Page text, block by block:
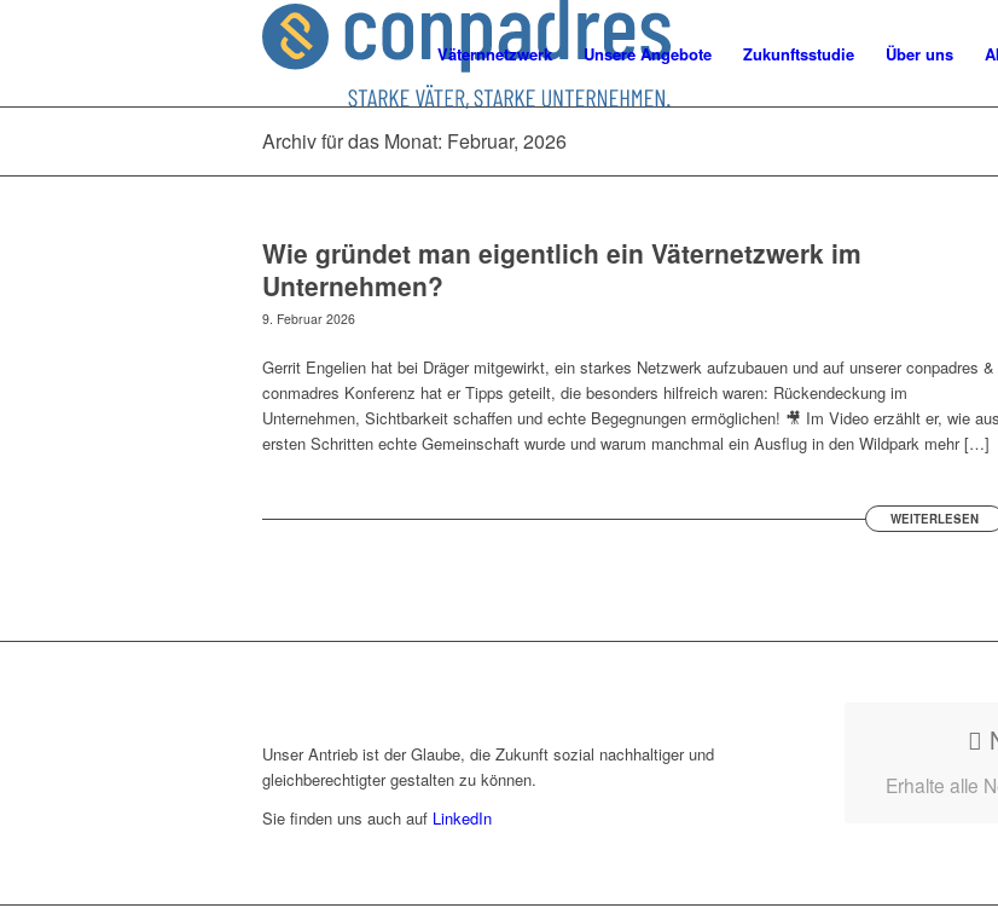
Väternnetzwerk Unsere Angebote Zukunftsstudie Über uns
Archiv für das Monat: Februar, 2026
Wie gründet man eigentlich ein Väternetzwerk im
Unternehmen?
9. Februar 2026
Gerrit Engelien hat bei Dräger mitgewirkt, ein starkes Netzwerk aufzubauen und auf unserer conpadres &
conmadres Konferenz hat er Tipps geteilt, die besonders hilfreich waren: Rückendeckung im
Unternehmen, Sichtbarkeit schaffen und echte Begegnungen ermöglichen! 🎥 Im Video erzählt er, wie aus
ersten Schritten echte Gemeinschaft wurde und warum manchmal ein Ausflug in den Wildpark mehr […]
WEITERLESEN
Unser Antrieb ist der Glaube, die Zukunft sozial nachhaltiger und
gleichberechtigter gestalten zu können.
Sie finden uns auch auf LinkedIn
Erhalte alle